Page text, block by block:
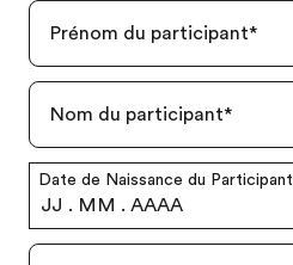
Prénom du participant*
Nom du participant*
Date de Naissance du Participant
JJ . MM . AAAA